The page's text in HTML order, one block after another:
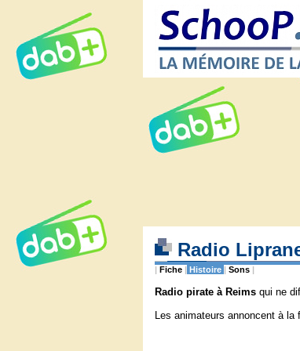
Radio
| Fiche | Histoire | Sons |
Radio pirate à Reims qui ne
Les animateurs annoncent à